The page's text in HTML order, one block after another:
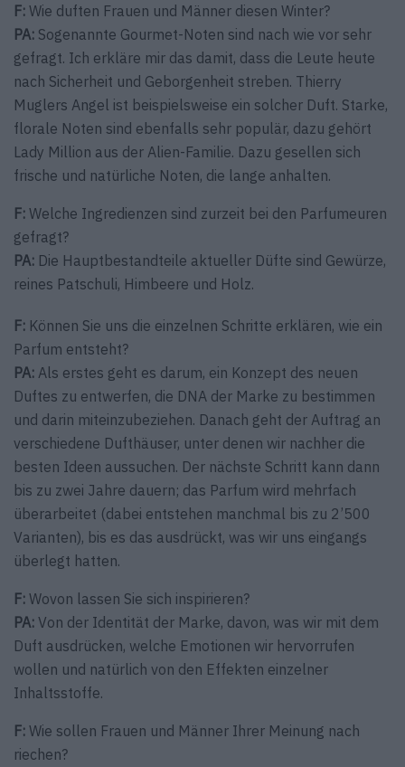
F: Wie duften Frauen und Männer diesen Winter?
PA: Sogenannte Gourmet-Noten sind nach wie vor sehr
gefragt. Ich erkläre mir das damit, dass die Leute heute
nach Sicherheit und Geborgenheit streben. Thierry
Muglers Angel ist beispielsweise ein solcher Duft. Starke,
florale Noten sind ebenfalls sehr populär, dazu gehört
Lady Million aus der Alien-Familie. Dazu gesellen sich
frische und natürliche Noten, die lange anhalten.
F: Welche Ingredienzen sind zurzeit bei den Parfumeuren
gefragt?
PA: Die Hauptbestandteile aktueller Düfte sind Gewürze,
reines Patschuli, Himbeere und Holz.
F: Können Sie uns die einzelnen Schritte erklären, wie ein
Parfum entsteht?
PA: Als erstes geht es darum, ein Konzept des neuen
Duftes zu entwerfen, die DNA der Marke zu bestimmen
und darin miteinzubeziehen. Danach geht der Auftrag an
verschiedene Dufthäuser, unter denen wir nachher die
besten Ideen aussuchen. Der nächste Schritt kann dann
bis zu zwei Jahre dauern; das Parfum wird mehrfach
überarbeitet (dabei entstehen manchmal bis zu 2’500
Varianten), bis es das ausdrückt, was wir uns eingangs
überlegt hatten.
F: Wovon lassen Sie sich inspirieren?
PA: Von der Identität der Marke, davon, was wir mit dem
Duft ausdrücken, welche Emotionen wir hervorrufen
wollen und natürlich von den Effekten einzelner
Inhaltsstoffe.
F: Wie sollen Frauen und Männer Ihrer Meinung nach
riechen?